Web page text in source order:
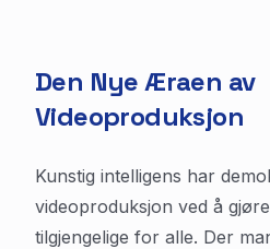
Den Nye Æraen av
Videoproduksjon
Kunstig intelligens har
videoproduksjon ved å
tilgjengelige for alle. Der